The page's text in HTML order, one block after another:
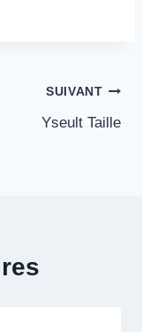
SUIVANT
Yseult Taille